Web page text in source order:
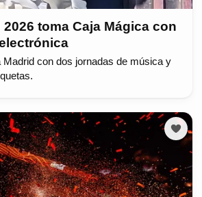
toma Caja Mágica con
Madrid con dos jornadas de música y